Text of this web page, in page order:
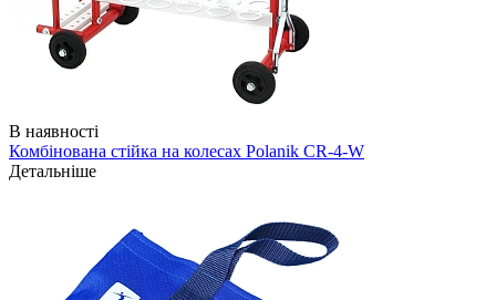
В наявності
Комбінована стійка на колесах Polanik CR-4-W
Детальніше